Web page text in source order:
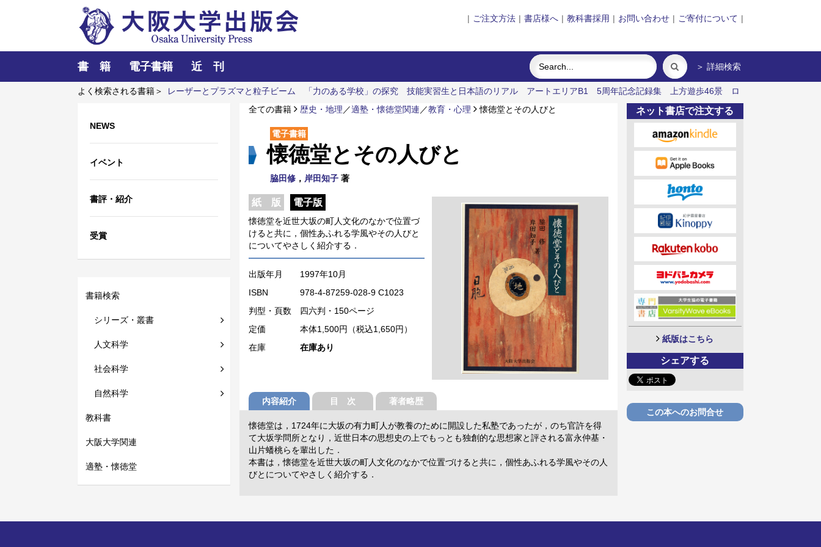
| ご注文方法 | 書店様へ | 教科書採用 | お問い合わせ | ご寄付について |
書 籍 電子書籍 近 刊 ＞ 詳細検索
よく検索される書籍＞ レーザーとプラズマと粒子ビーム 「力のある学校」の探究 技能実習生と日本語のリアル アートエリアB1 5周年記念記録集 上方遊歩46景
ロ
NEWS
イベント
書評・紹介
受賞
書籍検索
シリーズ・叢書
人文科学
社会科学
自然科学
教科書
大阪大学関連
適塾・懐徳堂
全ての書籍 歴史・地理 ／適塾・懐徳堂関連 ／教育・心理 懐徳堂とその人びと
電子書籍
懐徳堂とその人びと
脇田修 ， 岸田知子 著
紙 版 電子版
懐徳堂を近世大坂の町人文化のなかで位置づ
けると共に，個性あふれる学風やその人びと
についてやさしく紹介する．
出版年月
1997年10月
ISBN
978-4-87259-028-9 C1023
判型・頁数 四六判・150ページ
定価
本体1,500円（税込1,650円）
在庫
在庫あり
内容紹介 目 次 著者略歴
懐徳堂は，1724年に大坂の有力町人が教養のために開設した私塾であったが，のち官許を得
て大坂学問所となり，近世日本の思想史の上でもっとも独創的な思想家と評される富永仲基・
山片蟠桃らを輩出した．
本書は，懐徳堂を近世大坂の町人文化のなかで位置づけると共に，個性あふれる学風やその人
びとについてやさしく紹介する．
ネット書店で注文する
紙版はこちら
シェアする
この本へのお問合せ